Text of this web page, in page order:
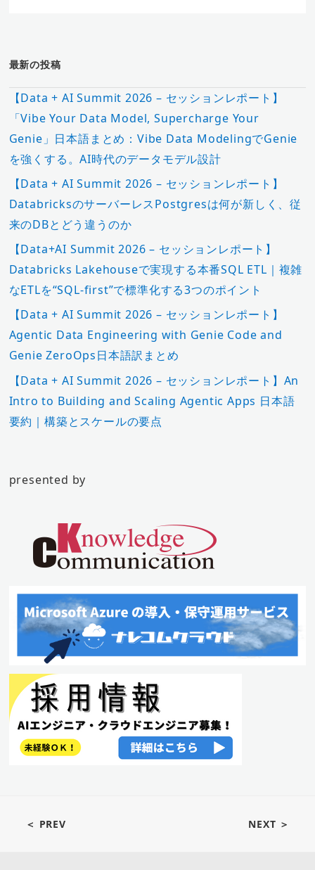
最新の投稿
【Data + AI Summit 2026 – セッションレポート】
「Vibe Your Data Model, Supercharge Your
Genie」日本語まとめ：Vibe Data ModelingでGenie
を強くする。AI時代のデータモデル設計
【Data + AI Summit 2026 – セッションレポート】
DatabricksのサーバーレスPostgresは何が新しく、従
来のDBとどう違うのか
【Data+AI Summit 2026 – セッションレポート】
Databricks Lakehouseで実現する本番SQL ETL｜複雑
なETLを“SQL-first”で標準化する3つのポイント
【Data + AI Summit 2026 – セッションレポート】
Agentic Data Engineering with Genie Code and
Genie ZeroOps日本語訳まとめ
【Data + AI Summit 2026 – セッションレポート】An
Intro to Building and Scaling Agentic Apps 日本語
要約｜構築とスケールの要点
presented by
＜ PREV NEXT ＞